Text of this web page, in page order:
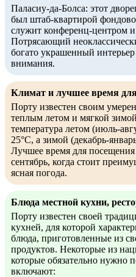
Паласиу-да-Болса: этот
был штаб-квартирой
служит конференц-центром
Потрясающий
богато украшенный
внимания.
Климат и лучшее время
Порту известен своим
теплым летом и мягкой
температура летом (июль-
25°C, а зимой (декабрь-
Лучшее время для
сентябрь, когда стоит
ясная погода.
Блюда местной кухни,
Порту известен своей
кухней, для которой
блюда, приготовленные из
продуктов. Некоторые из
которые обязательно нужно
включают: